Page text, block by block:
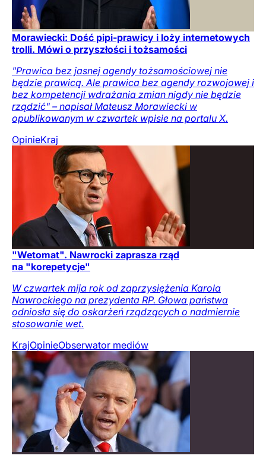
Morawiecki: Dość pipi-prawicy i loży internetowych
trolli. Mówi o przyszłości i tożsamości
"Prawica bez jasnej agendy tożsamościowej nie
będzie prawicą. Ale prawica bez agendy rozwojowej i
bez kompetencji wdrażania zmian nigdy nie będzie
rządzić" – napisał Mateusz Morawiecki w
opublikowanym w czwartek wpisie na portalu X.
OpinieKraj
"Wetomat". Nawrocki zaprasza rząd
na "korepetycje"
W czwartek mija rok od zaprzysiężenia Karola
Nawrockiego na prezydenta RP. Głowa państwa
odniosła się do oskarżeń rządzących o nadmiernie
stosowanie wet.
KrajOpinieObserwator mediów